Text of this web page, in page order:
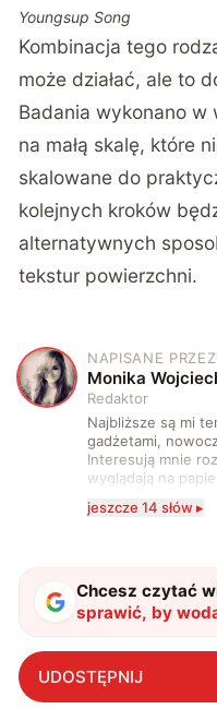
Youngsup Song
Kombinacja tego
może działać, ale to
Badania wykonano
na małą skalę, które
skalowane do
kolejnych kroków
alternatywnych
tekstur powierzchni.
M
NAPISANE PRZEZ
Monika
Redaktor
Najbliższe są mi
gadżetami,
Interesują mnie
wyglądają na
korzystamy z
muzykę.
jeszcze 14 słów ▸
Chcesz czytać
sprawić, by
Naukowcy MIT
UDOSTĘPNIJ